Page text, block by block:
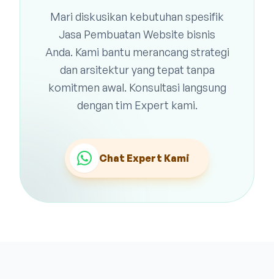
Mari diskusikan kebutuhan spesifik
Jasa Pembuatan Website bisnis
Anda. Kami bantu merancang strategi
dan arsitektur yang tepat tanpa
komitmen awal. Konsultasi langsung
dengan tim Expert kami.
Chat Expert Kami